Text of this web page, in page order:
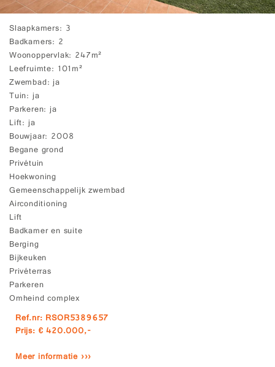
Slaapkamers 3
Badkamers 2
Woonoppervlak 247m²
Leefruimte 101m²
Zwembad ja
Tuin ja
Parkeren ja
Lift ja
Bouwjaar 2008
Begane grond
Privétuin
Hoekwoning
Gemeenschappelijk zwembad
Airconditioning
Lift
Badkamer en suite
Berging
Bijkeuken
Privéterras
Parkeren
Omheind complex
Ref.nr: RSOR5389657
Prijs: € 420.000,-
Meer informatie ›››